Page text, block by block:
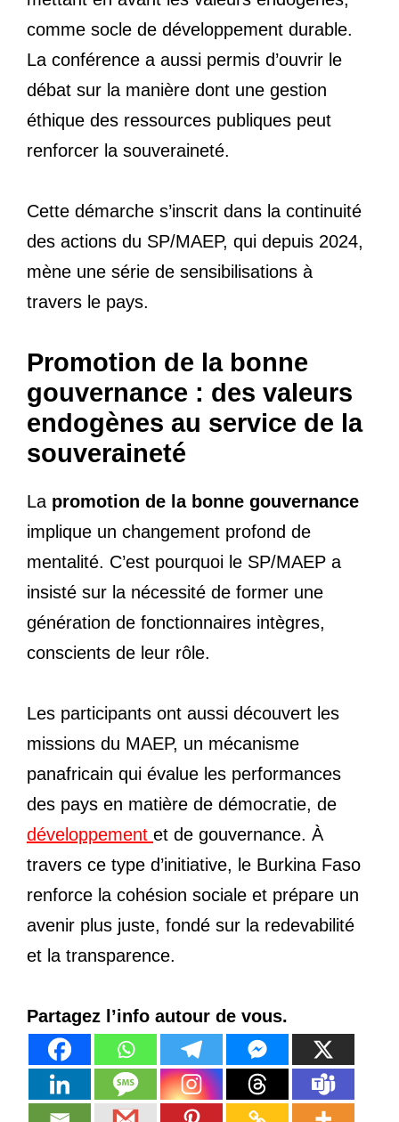
comme socle de développement durable.
La conférence a aussi permis d’ouvrir le
débat sur la manière dont une gestion
éthique des ressources publiques peut
renforcer la souveraineté.
Cette démarche s’inscrit dans la continuité
des actions du SP/MAEP, qui depuis 2024,
mène une série de sensibilisations à
travers le pays.
Promotion de la bonne
gouvernance : des valeurs
endogènes au service de la
souveraineté
La promotion de la bonne gouvernance
implique un changement profond de
mentalité. C’est pourquoi le SP/MAEP a
insisté sur la nécessité de former une
génération de fonctionnaires intègres,
conscients de leur rôle.
Les participants ont aussi découvert les
missions du MAEP, un mécanisme
panafricain qui évalue les performances
des pays en matière de démocratie, de
développement et de gouvernance. À
travers ce type d’initiative, le Burkina Faso
renforce la cohésion sociale et prépare un
avenir plus juste, fondé sur la redevabilité
et la transparence.
Partagez l’info autour de vous.